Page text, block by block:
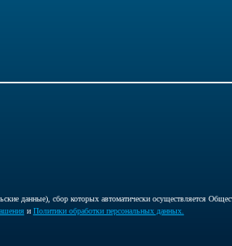
данные), сбор которых автоматически осуществляется
и Политики обработки персональных данных.